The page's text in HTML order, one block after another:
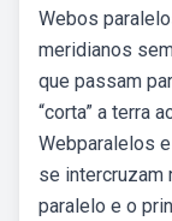
Webos
meridianos
que passam
“corta” a terra
Webparalelos
se intercruzam
paralelo e o